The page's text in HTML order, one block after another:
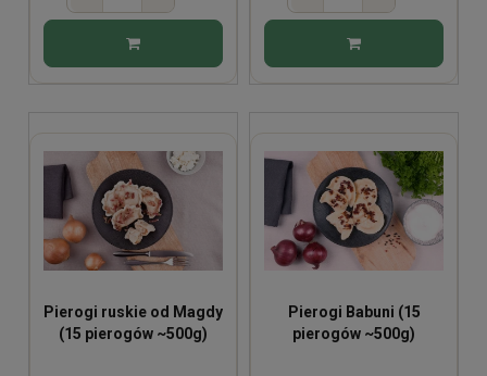
Pierogi ruskie od Magdy
(15 pierogów ~500g)
Pierogi Babuni (15
pierogów ~500g)